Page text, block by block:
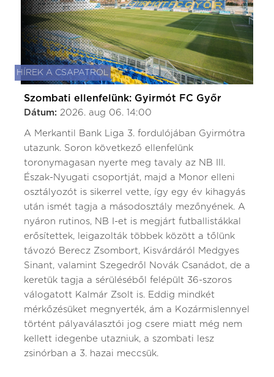
HÍREK A CSAPATRÓL
Szombati ellenfelünk: Gyirmót FC Győr
Dátum: 2026. aug 06. 14:00
A Merkantil Bank Liga 3. fordulójában Gyirmótra
utazunk. Soron következő ellenfelünk
toronymagasan nyerte meg tavaly az NB III.
Észak-Nyugati csoportját, majd a Monor elleni
osztályozót is sikerrel vette, így egy év kihagyás
után ismét tagja a másodosztály mezőnyének. A
nyáron rutinos, NB I-et is megjárt futballistákkal
erősítettek, leigazolták többek között a tőlünk
távozó Berecz Zsombort, Kisvárdáról Medgyes
Sinant, valamint Szegedről Novák Csanádot, de a
keretük tagja a sérüléséből felépült 36-szoros
válogatott Kalmár Zsolt is. Eddig mindkét
mérkőzésüket megnyerték, ám a Kozármislennyel
történt pályaválasztói jog csere miatt még nem
kellett idegenbe utazniuk, a szombati lesz
zsinórban a 3. hazai meccsük.